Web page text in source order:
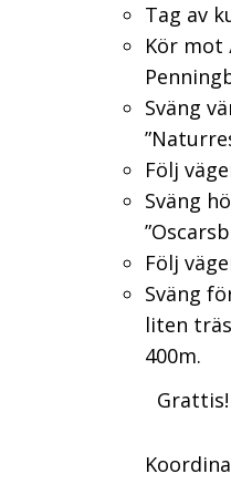
Tag av
Kör mot
Sväng
Följ
Sväng
Följ
Sväng
liten
400m.